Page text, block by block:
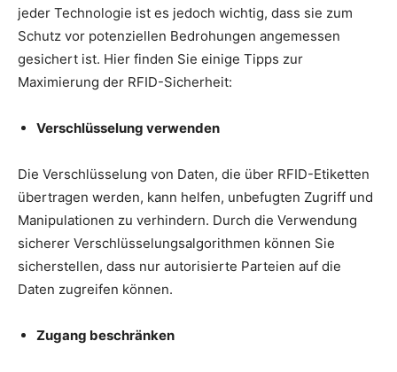
jeder Technologie ist es jedoch wichtig, dass sie zum
Schutz vor potenziellen Bedrohungen angemessen
gesichert ist. Hier finden Sie einige Tipps zur
Maximierung der RFID-Sicherheit:
Verschlüsselung verwenden
Die Verschlüsselung von Daten, die über RFID-Etiketten
übertragen werden, kann helfen, unbefugten Zugriff und
Manipulationen zu verhindern. Durch die Verwendung
sicherer Verschlüsselungsalgorithmen können Sie
sicherstellen, dass nur autorisierte Parteien auf die
Daten zugreifen können.
Zugang beschränken